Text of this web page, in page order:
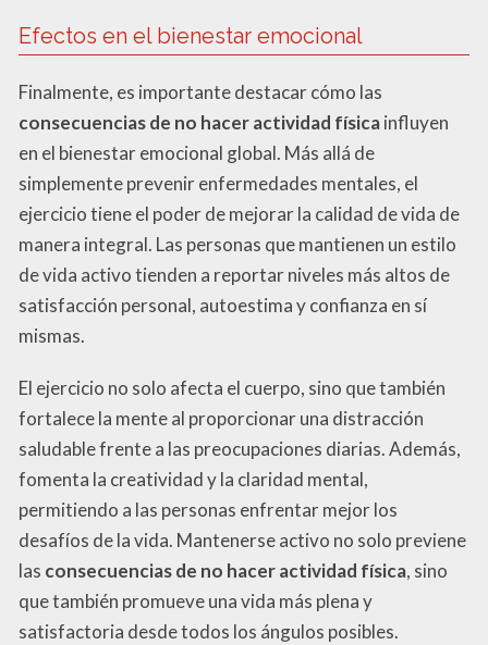
Efectos en el bienestar emocional
Finalmente, es importante destacar cómo las
consecuencias de no hacer actividad físicainfluyen
en el bienestar emocional global. Más allá de
simplemente prevenir enfermedades mentales, el
ejercicio tiene el poder de mejorar la calidad de vida de
manera integral. Las personas que mantienen un estilo
de vida activo tienden a reportar niveles más altos de
satisfacción personal, autoestima y confianza en sí
mismas.
El ejercicio no solo afecta el cuerpo, sino que también
fortalece la mente al proporcionar una distracción
saludable frente a las preocupaciones diarias. Además,
fomenta la creatividad y la claridad mental,
permitiendo a las personas enfrentar mejor los
desafíos de la vida. Mantenerse activo no solo previene
las consecuencias de no hacer actividad física, sino
que también promueve una vida más plena y
satisfactoria desde todos los ángulos posibles.